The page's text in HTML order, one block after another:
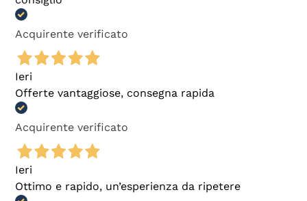
Acquirente verificato
Ieri
Offerte vantaggiose, consegna rapida
Acquirente verificato
Ieri
Ottimo e rapido, un’esperienza da ripetere